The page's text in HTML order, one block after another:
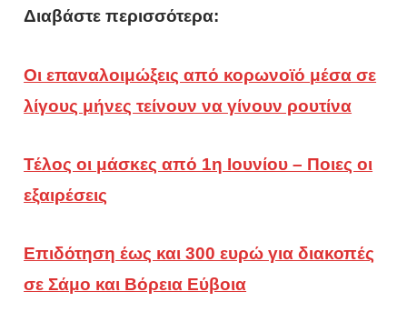
Διαβάστε περισσότερα:
Οι επαναλοιμώξεις από κορωνοϊό μέσα σε
λίγους μήνες τείνουν να γίνουν ρουτίνα
Τέλος οι μάσκες από 1η Ιουνίου – Ποιες οι
εξαιρέσεις
Επιδότηση έως και 300 ευρώ για διακοπές
σε Σάμο και Βόρεια Εύβοια